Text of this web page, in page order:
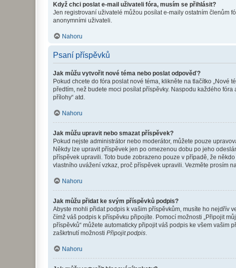
Když chci poslat e-mail uživateli fóra, musím se přihlásit?
Jen registrovaní uživatelé můžou posílat e-maily ostatním členům
anonymními uživateli.
Nahoru
Psaní příspěvků
Jak můžu vytvořit nové téma nebo poslat odpověď?
Pokud chcete do fóra poslat nové téma, klikněte na tlačítko „Nové
předtím, než budete moci posílat příspěvky. Naspodu každého
přílohy“ atd.
Nahoru
Jak můžu upravit nebo smazat příspěvek?
Pokud nejste administrátor nebo moderátor, můžete pouze
Někdy lze upravit příspěvek jen po omezenou dobu po jeho
příspěvek upravili. Toto bude zobrazeno pouze v případě, že
vlastního uvážení vzkaz, proč příspěvek upravili. Vezměte prosím
Nahoru
Jak můžu přidat ke svým příspěvků podpis?
Abyste mohli přidat podpis k vašim příspěvkům, musíte ho nejdřív
čímž váš podpis k příspěvku připojíte. Pomocí možnosti „Připojit
příspěvků“ můžete automaticky připojit váš podpis ke všem vašim
zaškrtnutí možnosti Připojit podpis
Nahoru